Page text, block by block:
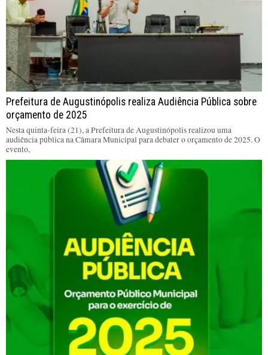
Prefeitura de Augustinópolis realiza Audiência Pública sobre
orçamento de 2025
Nesta quinta-feira (21), a Prefeitura de Augustinópolis realizou uma
audiência pública na Câmara Municipal para debater o orçamento de 2025. O
evento,